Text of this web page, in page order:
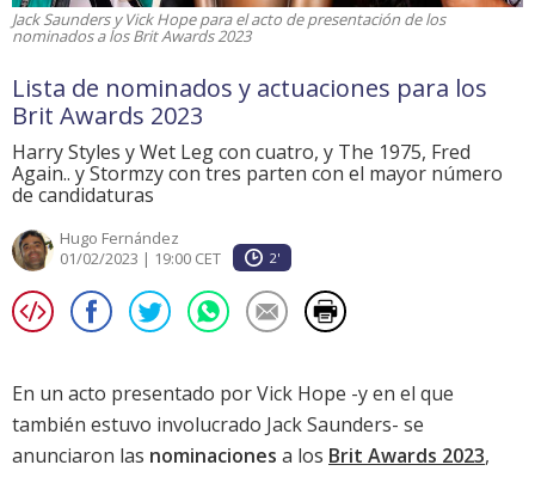
Jack Saunders y Vick Hope para el acto de presentación de los
nominados a los Brit Awards 2023
Lista de nominados y actuaciones para los
Brit Awards 2023
Harry Styles y Wet Leg con cuatro, y The 1975, Fred
Again.. y Stormzy con tres parten con el mayor número
de candidaturas
Hugo Fernández
01/02/2023 | 19:00 CET
2'
En un acto presentado por Vick Hope -y en el que
también estuvo involucrado Jack Saunders- se
anunciaron las nominaciones a los Brit Awards 2023,